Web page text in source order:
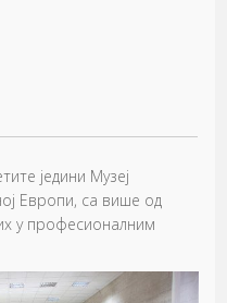
једини Музеј
Европи, са више од
у професионалним